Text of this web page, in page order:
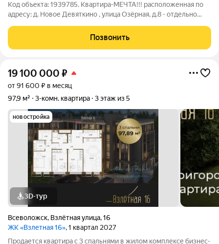
Код объекта: 1939785. Квартира-МЕЧТА!!! расположенная по
адресу: д. Новое Девяткино , улица Озёрная, д.8 - отдельно
инфраструктурой, построенный в БОЛЬШОМ
ПЕРСПЕКТИВНОМ РАЙОНЕ, самого большого ,
Позвонить
19 100 000 ₽
от 91 600 ₽ в месяц
97,9 м²
3-комн. квартира 3 этаж из 5
новостройка
3D-тур
Всеволожск, Взлётная улица,16
ЖК «Взлетная 16», 1 квартал 2027
Продается квартира с 3 спальнями в жилом комплексе бизнес-